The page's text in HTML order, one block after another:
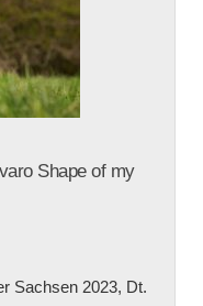
Shape of my
Sachsen 2023, Dt.